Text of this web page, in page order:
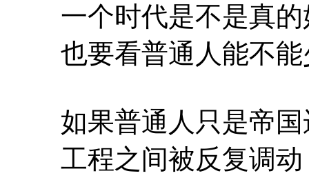
一个时代是不是真
也要看普通人能不
如果普通人只是帝
工程之间被反复调